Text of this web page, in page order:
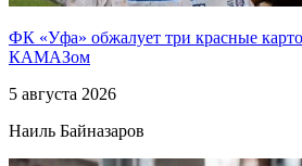
ФК «Уфа» обжалует три красные
КАМАЗом
5 августа 2026
Наиль Байназаров